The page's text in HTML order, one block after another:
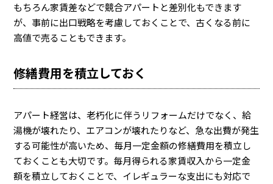
もちろん家賃差などで競合アパートと差別化もできます
が、事前に出口戦略を考慮しておくことで、古くなる前に
高値で売ることもできます。
修繕費用を積立しておく
アパート経営は、老朽化に伴うリフォームだけでなく、給
湯機が壊れたり、エアコンが壊れたりなど、急な出費が発生
する可能性が高いため、毎月一定金額の修繕費用を積立し
ておくことも大切です。毎月得られる家賃収入から一定金
額を積立しておくことで、イレギュラーな支出にも対応で